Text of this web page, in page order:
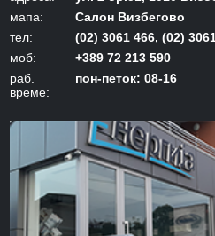
мапа:
Салон Визбегово
тел:
(02) 3061 466, (02)
моб:
+389 72 213 590
раб.
време:
пон-петок: 08-16